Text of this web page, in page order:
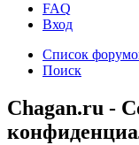
FAQ
Вход
Список
Поиск
Chagan.ru -